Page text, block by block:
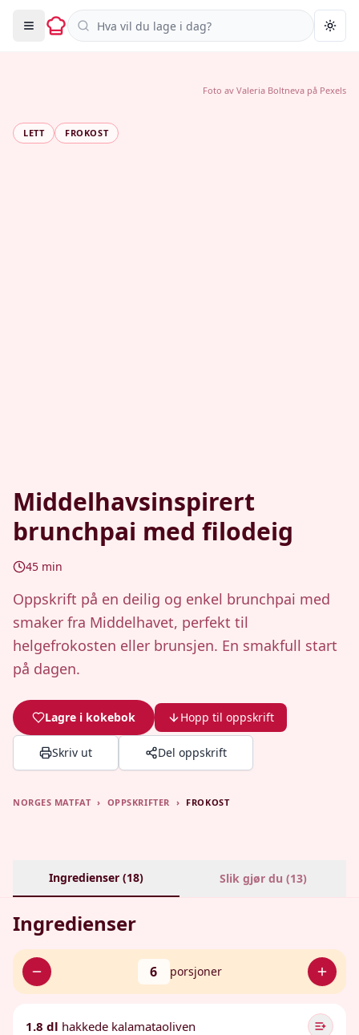
Søk i oppskrifter
LETT FROKOST
Middelhavsinspirert
brunchpai med filodeig
45 min
Oppskrift på en deilig og enkel brunchpai med
smaker fra Middelhavet, perfekt til
helgefrokosten eller brunsjen. En smakfull start
på dagen.
Lagre i kokebok Hopp til oppskrift
Skriv ut Del oppskrift
Foto av Valeria Boltneva på Pexels
NORGES MATFAT › OPPSKRIFTER › FROKOST
Ingredienser (18) Slik gjør du (13)
Ingredienser
6 porsjoner
1.8 dl hakkede kalamataoliven